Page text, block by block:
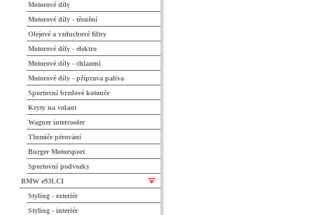
Motorové díly
Motorové díly - těsnění
Olejové a vzduchové filtry
Motorové díly - elektro
Motorové díly - chlazení
Motorové díly - příprava paliva
Sportovní brzdové kotouče
Kryty na volant
Wagner intercooler
Tlumiče pérování
Burger Motorsport
Sportovní podvozky
BMW e93LCI
Styling - exteriér
Styling - interiér